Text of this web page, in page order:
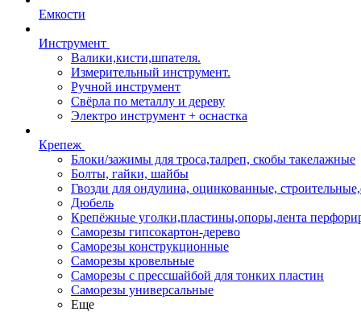
Емкости
Инструмент
Валики,кисти,шпателя.
Измерительный инструмент.
Ручной инструмент
Свёрла по металлу и дереву
Электро инструмент + оснастка
Крепеж
Блоки/зажимы для троса,талреп, скобы такелажные
Болты, гайки, шайбы
Гвозди для ондулина, оцинкованные,
Дюбель
Крепёжные уголки,пластины,опоры,лента
Саморезы гипсокартон-дерево
Саморезы конструкционные
Саморезы кровельные
Саморезы с прессшайбой для тонких пластин
Саморезы универсальные
Еще